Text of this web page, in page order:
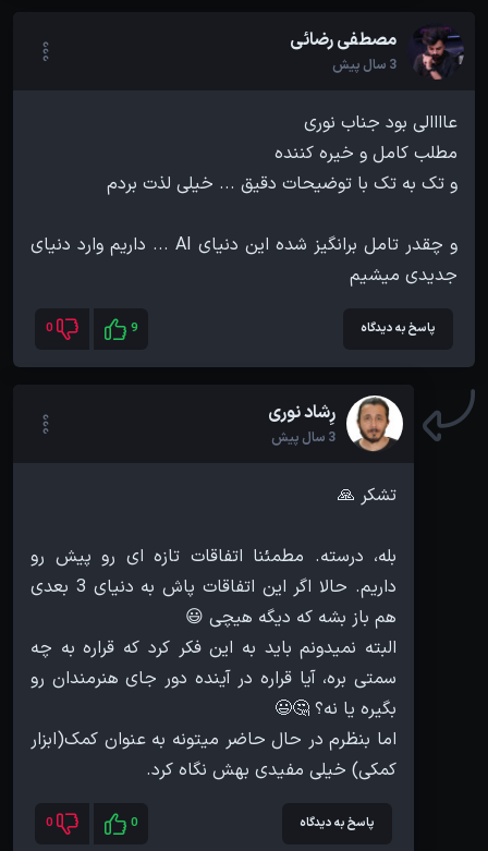
مصطفی رضائی
3 سال پیش
و چقدر تامل برانگیز شده این دنیای AI ... داریم وارد دنیای
جدیدی میشیم
پاسخ به دیدگاه 9
0
رِشاد نوری
3 سال پیش
بله، درسته. مطمئنا اتفاقات تازه ای رو پیش رو
داریم. حالا اگر این اتفاقات پاش به دنیای 3 بعدی
البته نمیدونم باید به این فکر کرد که قراره به چه
سمتی بره، آیا قراره در آینده دور جای هنرمندان رو
اما بنظرم در حال حاضر میتونه به عنوان کمک(ابزار
کمکی) خیلی مفیدی بهش نگاه کرد.
پاسخ به دیدگاه 0
0